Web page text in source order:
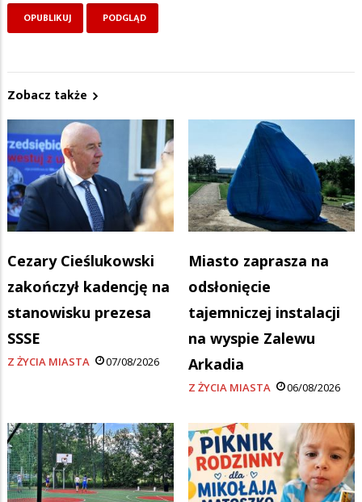
Zobacz także
Cezary Cieślukowski
zakończył kadencję na
stanowisku prezesa
SSSE
Z ŻYCIA MIASTA 07/08/2026
Miasto zaprasza na
odsłonięcie
tajemniczej instalacji
na wyspie Zalewu
Arkadia
Z ŻYCIA MIASTA 06/08/2026